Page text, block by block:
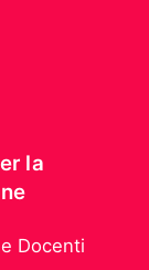
la
Docenti